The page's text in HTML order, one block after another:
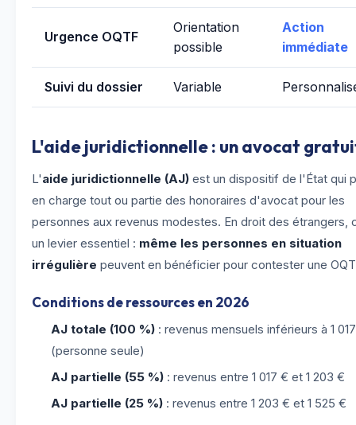
Urgence OQTF
Orientation
possible
Action
immédiate
Suivi du dossier Variable
L'aide juridictionnelle : un avocat
L'aide juridictionnelle (AJ) est un dispositif de l'État qui
en charge tout ou partie des honoraires d'avocat pour les
personnes aux revenus modestes. En droit des étrangers,
un levier essentiel : même les personnes en situation
irrégulière peuvent en bénéficier pour contester une
Conditions de ressources en 2026
AJ totale (100 %) : revenus mensuels inférieurs à 1
(personne seule)
AJ partielle (55 %) : revenus entre 1 017 € et 1 203 €
AJ partielle (25 %) : revenus entre 1 203 € et 1 525 €